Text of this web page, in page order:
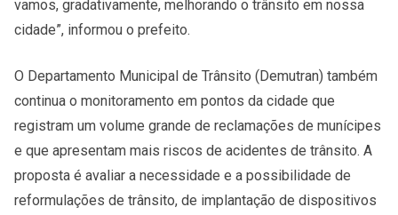
vamos, gradativamente, melhorando o trânsito em nossa
cidade”, informou o prefeito.
O Departamento Municipal de Trânsito (Demutran) também
continua o monitoramento em pontos da cidade que
registram um volume grande de reclamações de munícipes
e que apresentam mais riscos de acidentes de trânsito. A
proposta é avaliar a necessidade e a possibilidade de
reformulações de trânsito, de implantação de dispositivos